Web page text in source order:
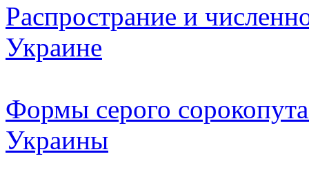
Распространие и
Украине
Формы серого
Украины